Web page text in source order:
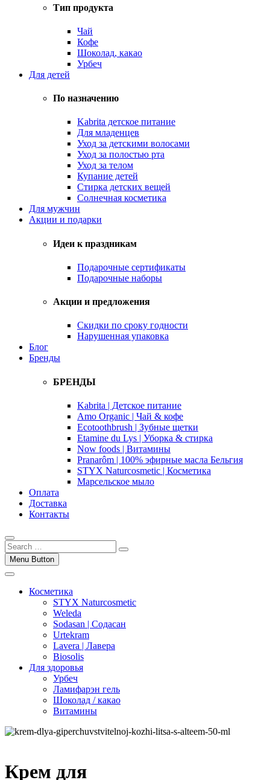
Тип продукта
Чай
Кофе
Шоколад, какао
Урбеч
Для детей
По назначению
Kabrita детское питание
Для младенцев
Уход за детскими волосами
Уход за полостью рта
Уход за телом
Купание детей
Стирка детских вещей
Солнечная косметика
Для мужчин
Акции и подарки
Идеи к праздникам
Подарочные сертификаты
Подарочные наборы
Акции и предложения
Скидки по сроку годности
Нарушенная упаковка
Блог
Бренды
БРЕНДЫ
Kabrita | Детское питание
Amo Organic | Чай & кофе
Ecotoothbrush | Зубные щетки
Etamine du Lys | Уборка & стирка
Now foods | Витамины
Pranarôm | 100% эфирные масла Бельгия
STYX Naturcosmetic | Косметика
Марсельское мыло
Оплата
Доставка
Контакты
Menu Button
Косметика
STYX Naturcosmetic
Weleda
Sodasan | Содасан
Urtekram
Lavera | Лавера
Biosolis
Для здоровья
Урбеч
Ламифарэн гель
Шоколад / какао
Витамины
Крем для